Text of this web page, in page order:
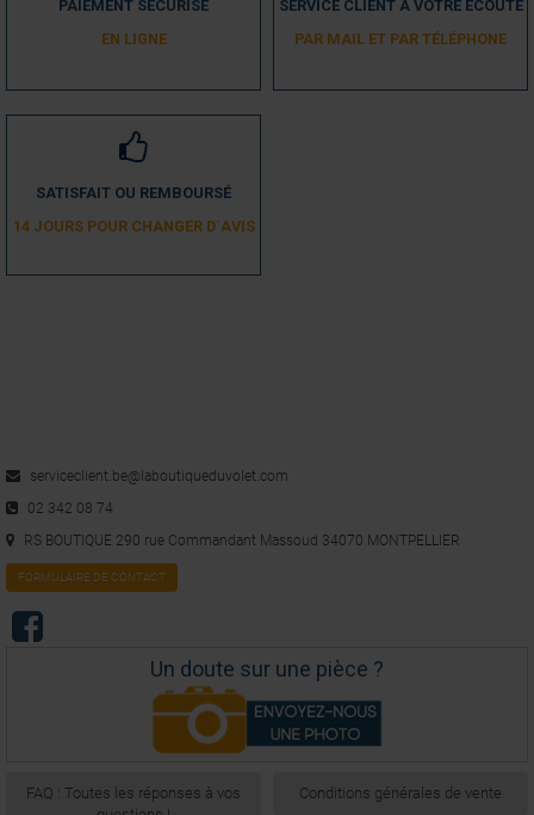
PAIEMENT SÉCURISÉ
EN LIGNE
SERVICE CLIENT À VOTRE ECOUTE
PAR MAIL ET PAR TÉLÉPHONE
SATISFAIT OU REMBOURSÉ
14 JOURS POUR CHANGER D´AVIS
serviceclient.be@laboutiqueduvolet.com
02 342 08 74
RS BOUTIQUE 290 rue Commandant Massoud 34070 MONTPELLIER
FORMULAIRE DE CONTACT
Un doute sur une pièce ?
FAQ : Toutes les réponses à vos
Conditions générales de vente